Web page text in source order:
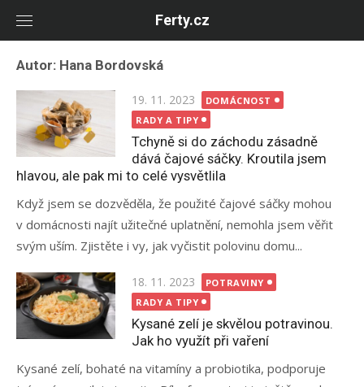
Ferty.cz
Autor: Hana Bordovská
Posted
on
19. 11. 2023
DOMÁCNOST
RADY A TIPY
Tchyně si do záchodu zásadně
dává čajové sáčky. Kroutila jsem
hlavou, ale pak mi to celé vysvětlila
Když jsem se dozvěděla, že použité čajové sáčky mohou
v domácnosti najít užitečné uplatnění, nemohla jsem věřit
svým uším. Zjistěte i vy, jak vyčistit polovinu domu...
Posted
on
18. 11. 2023
POTRAVINY
RADY A TIPY
Kysané zelí je skvělou potravinou.
Jak ho využít při vaření
Kysané zelí, bohaté na vitamíny a probiotika, podporuje